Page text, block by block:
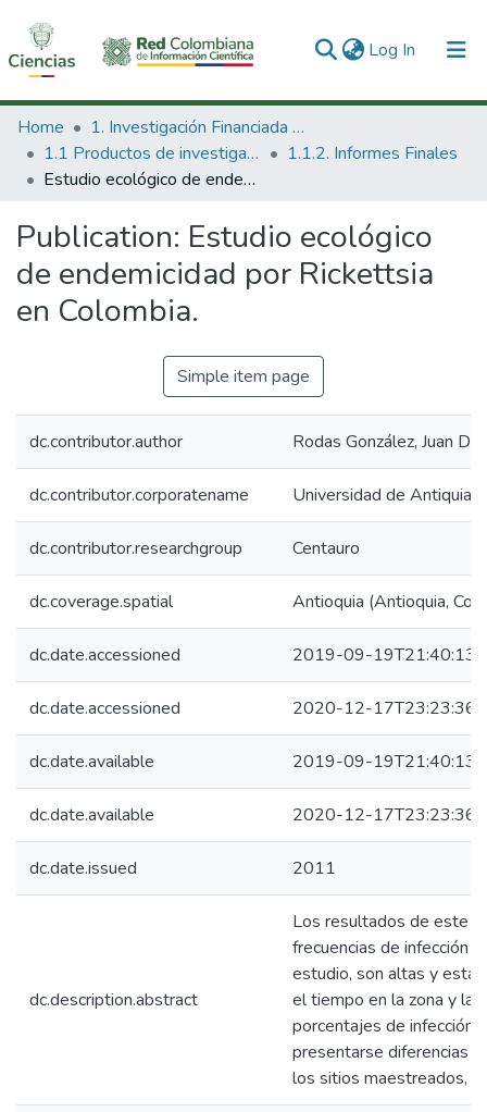
Log In (current)
Communities & Collections
All of DSpace
Home
1. Investigación Financiada con Recursos Públicos
1.1 Productos de investigación
1.1.2. Informes Finales
Estudio ecológico de endemicidad por Rickettsia en Colombia.
Publication: Estudio ecológico
de endemicidad por Rickettsia
en Colombia.
Simple item page
dc.contributor.author Rodas González, Juan
dc.contributor.corporatename Universidad de Antiquia
dc.contributor.researchgroup Centauro
dc.coverage.spatial Antioquia (Antioquia,
dc.date.accessioned 2019-09-19T21:40:13Z
dc.date.accessioned 2020-12-17T23:23:36Z
dc.date.available 2019-09-19T21:40:13Z
dc.date.available 2020-12-17T23:23:36Z
dc.date.issued 2011
dc.description.abstract
Los resultados de este
frecuencias de infección
estudio, son altas y
el tiempo en la zona y la
porcentajes de infección
presentarse diferencias
los sitios maestreados,